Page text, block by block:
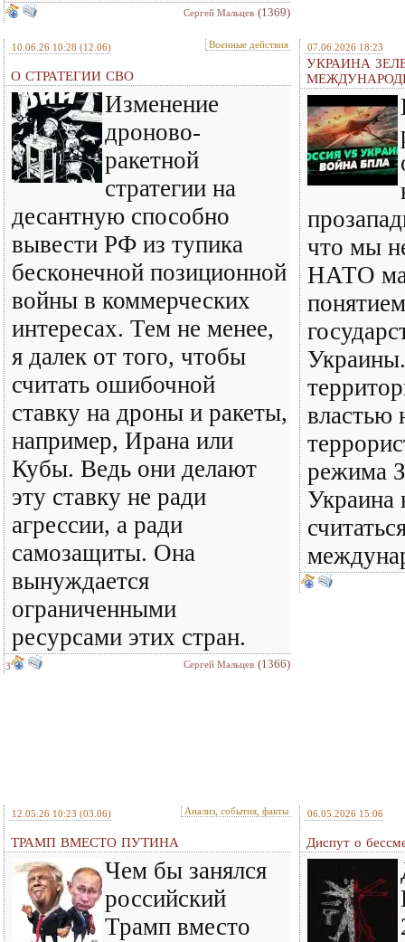
Сергей Мальцев (1369)
10.06.26 10:28 (12.06) Военные действия
О СТРАТЕГИИ СВО
Изменение
дроново-
ракетной
стратегии на
десантную способно
вывести РФ из тупика
бесконечной позиционной
войны в коммерческих
интересах. Тем не менее,
я далек от того, чтобы
считать ошибочной
ставку на дроны и ракеты,
например, Ирана или
Кубы. Ведь они делают
эту ставку не ради
агрессии, а ради
самозащиты. Она
вынуждается
ограниченными
ресурсами этих стран.
3 Сергей Мальцев (1366)
07.06.2026 18:23
УКРАИНА
что мы
НАТО
властью
режима
Украина
12.05.26 10:23 (03.06) Анализ, события, факты
ТРАМП ВМЕСТО ПУТИНА
Чем бы занялся
российский
Трамп вместо
06.05.2026 15:06
Диспут о